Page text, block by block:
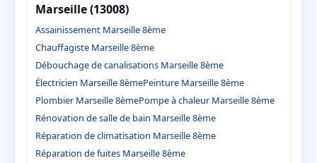
Marseille (13008)
Assainissement Marseille 8ème
Chauffagiste Marseille 8ème
Débouchage de canalisations Marseille 8ème
Électricien Marseille 8èmePeinture Marseille 8ème
Plombier Marseille 8èmePompe à chaleur Marseille 8ème
Rénovation de salle de bain Marseille 8ème
Réparation de climatisation Marseille 8ème
Réparation de fuites Marseille 8ème